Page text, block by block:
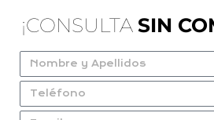
¡CONSULTA SIN